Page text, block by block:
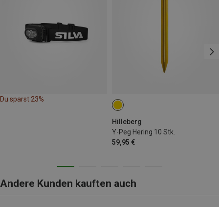
Du sparst 23%
Hilleberg
Y-Peg Hering 10 Stk.
59,95 €
Andere Kunden kauften auch